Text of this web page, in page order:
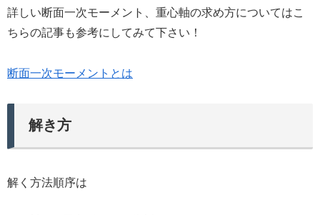
詳しい断面一次モーメント、重心軸の求め方についてはこ
ちらの記事も参考にしてみて下さい！
断面一次モーメントとは
解き方
解く方法順序は